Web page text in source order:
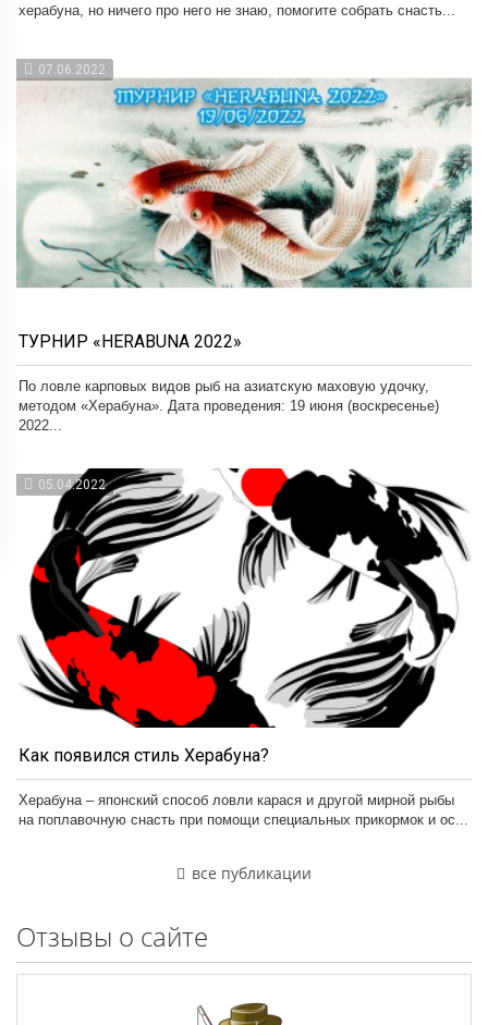
херабуна, но ничего про него не знаю, помогите собрать снасть...
07.06.2022
ТУРНИР «HERABUNA 2022»
По ловле карповых видов рыб на азиатскую маховую удочку,
методом «Херабуна». Дата проведения: 19 июня (воскресенье)
2022...
05.04.2022
Как появился стиль Херабуна?
Херабуна – японский способ ловли карася и другой мирной рыбы
на поплавочную снасть при помощи специальных прикормок и ос...
все публикации
Отзывы о сайте